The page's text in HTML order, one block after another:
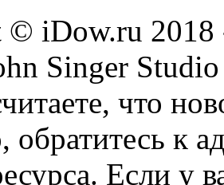
iDow.ru 2018
Singer Studio
что
обратитесь к
Если у